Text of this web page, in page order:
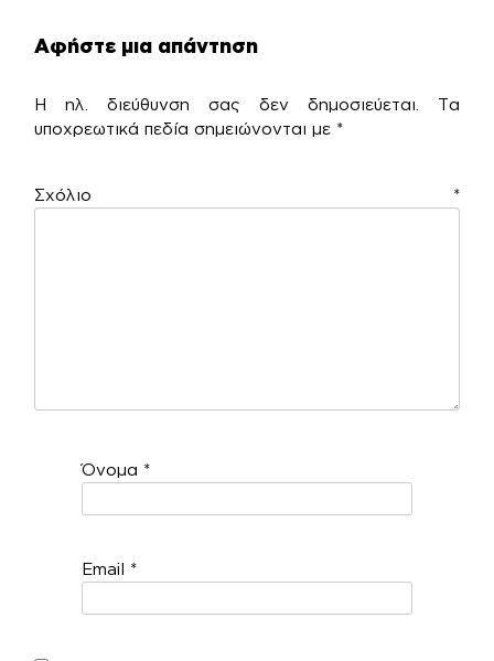
Αφήστε μια απάντηση
Η ηλ. διεύθυνση σας δεν δημοσιεύεται.
Τα
υποχρεωτικά πεδία σημειώνονται με *
Σχόλιο *
Όνομα *
Email *